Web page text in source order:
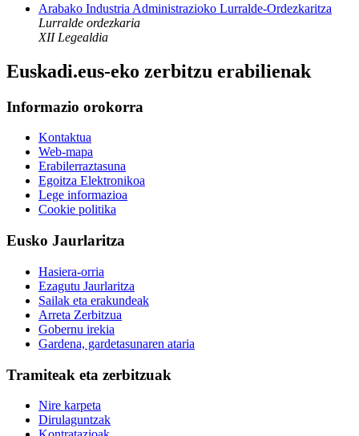
Arabako Industria Administrazioko Lurralde-Ordezkaritza
Lurralde ordezkaria
XII Legealdia
Euskadi.eus-eko zerbitzu erabilienak
Informazio orokorra
Kontaktua
Web-mapa
Erabilerraztasuna
Egoitza Elektronikoa
Lege informazioa
Cookie politika
Eusko Jaurlaritza
Hasiera-orria
Ezagutu Jaurlaritza
Sailak eta erakundeak
Arreta Zerbitzua
Gobernu irekia
Gardena, gardetasunaren ataria
Tramiteak eta zerbitzuak
Nire karpeta
Dirulaguntzak